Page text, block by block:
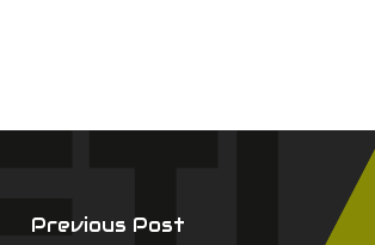
Previous Post